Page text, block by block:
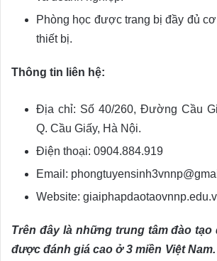
Phòng học được trang bị đầy đủ
thiết bị.
Thông tin liên hệ:
Địa chỉ: Số 40/260, Đường Cầu
Q. Cầu Giấy, Hà Nội.
Điện thoại: 0904.884.919
Email:
Website:
Trên đây là những trung tâm đào
được đánh giá cao ở 3 miền Việt